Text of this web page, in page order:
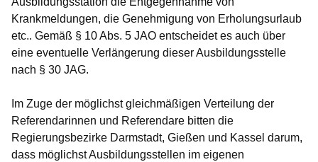
Krankmeldungen, die Genehmigung von Erholungsurlaub
etc.. Gemäß § 10 Abs. 5 JAO entscheidet es auch über
eine eventuelle Verlängerung dieser Ausbildungsstelle
nach § 30 JAG.
Im Zuge der möglichst gleichmäßigen Verteilung der
Referendarinnen und Referendare bitten die
Regierungsbezirke Darmstadt, Gießen und Kassel darum,
dass möglichst Ausbildungsstellen im eigenen